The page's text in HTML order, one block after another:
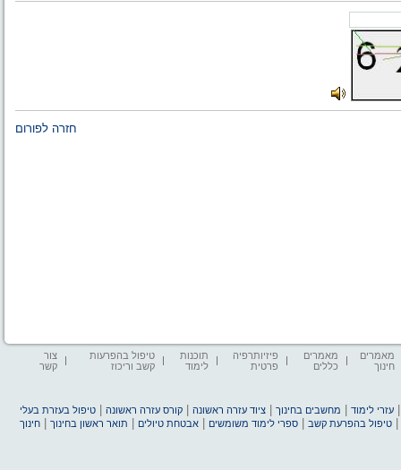
חזרה לפורום
מאמרים
חינוך
מאמרים
כללים
פיזיותרפיה
פרטית
תוכנות
לימוד
טיפול בהפרעות
קשב וריכוז
צור
קשר
עזרי לימוד מחשבים בחינוך |ציוד עזרה ראשונה |קורס עזרה ראשונה |טיפול בעזרת בעלי
|טיפול בהפרעת קשב |ספרי לימוד משומשים |אבטחת טיולים תואר ראשון בחינוך |חינוך